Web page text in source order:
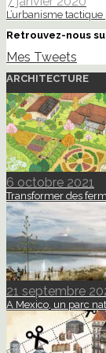
L’urbanisme
Retrouvez-nous
Mes Tweets
ARCHITECTURE
6 octobre 2021
Transformer des
21 septembre
A Mexico, un parc